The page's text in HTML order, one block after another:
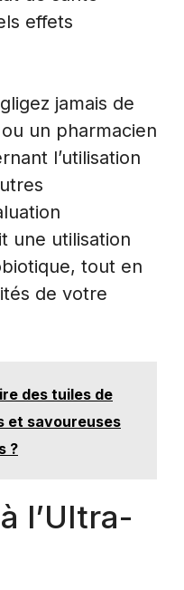
effets
jamais de
un pharmacien
l’utilisation
une utilisation
tout en
de votre
des tuiles de
et savoureuses
?
l’Ultra-